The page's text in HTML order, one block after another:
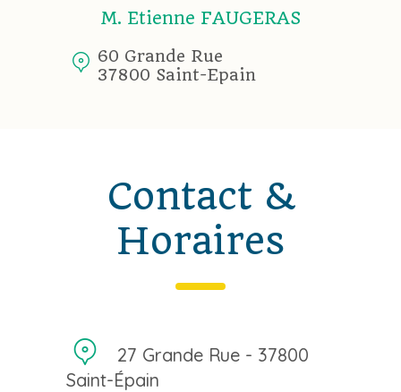
M. Etienne FAUGERAS
60 Grande Rue
37800 Saint-Epain
Contact &
Horaires
27 Grande Rue - 37800
Saint-Épain